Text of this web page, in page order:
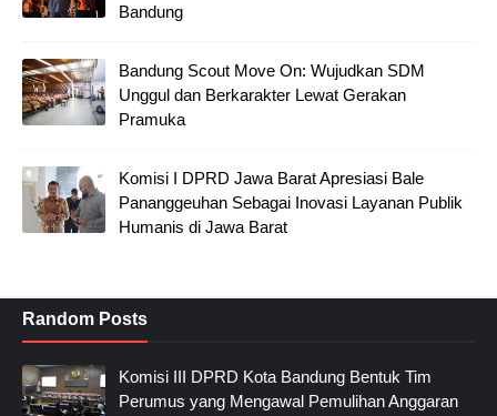
Bandung
Bandung Scout Move On: Wujudkan SDM
Unggul dan Berkarakter Lewat Gerakan
Pramuka
Komisi I DPRD Jawa Barat Apresiasi Bale
Pananggeuhan Sebagai Inovasi Layanan Publik
Humanis di Jawa Barat
Random Posts
Komisi III DPRD Kota Bandung Bentuk Tim
Perumus yang Mengawal Pemulihan Anggaran